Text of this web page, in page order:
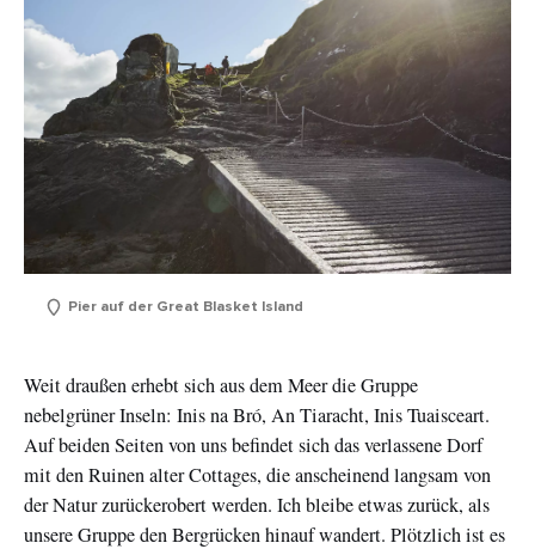
Pier auf der Great Blasket Island
Weit draußen erhebt sich aus dem Meer die Gruppe
nebelgrüner Inseln: Inis na Bró, An Tiaracht, Inis Tuaisceart.
Auf beiden Seiten von uns befindet sich das verlassene Dorf
mit den Ruinen alter Cottages, die anscheinend langsam von
der Natur zurückerobert werden. Ich bleibe etwas zurück, als
unsere Gruppe den Bergrücken hinauf wandert. Plötzlich ist es